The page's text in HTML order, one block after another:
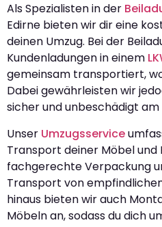
Als Spezialisten in der
Edirne bieten wir dir eine
deinen Umzug. Bei der
Kundenladungen in einem
gemeinsam transportiert,
Dabei gewährleisten wir
sicher und unbeschädigt
Unser Umzugsservice
Transport deiner Möbel und
fachgerechte Verpackung
Transport von
hinaus bieten wir auch
Möbeln an, sodass du dich